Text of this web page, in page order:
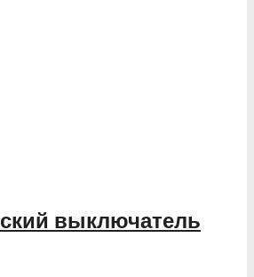
выключатель